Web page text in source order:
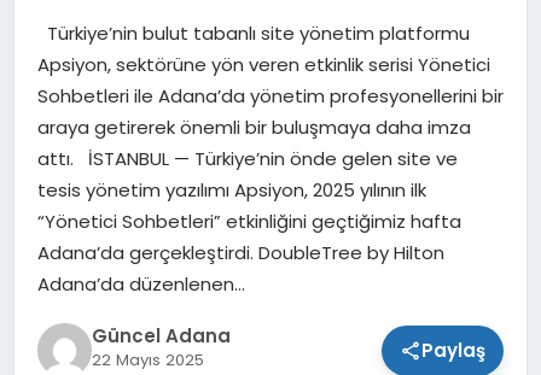
SAĞLIK
Türkiye’nin bulut tabanlı site yönetim platformu
Apsiyon, sektörüne yön veren etkinlik serisi Yönetici
Sohbetleri ile Adana’da yönetim profesyonellerini bir
araya getirerek önemli bir buluşmaya daha imza
attı. İSTANBUL — Türkiye’nin önde gelen site ve
tesis yönetim yazılımı Apsiyon, 2025 yılının ilk
“Yönetici Sohbetleri” etkinliğini geçtiğimiz hafta
Adana’da gerçekleştirdi. DoubleTree by Hilton
Adana’da düzenlenen…
Güncel Adana
22 Mayıs 2025 Paylaş